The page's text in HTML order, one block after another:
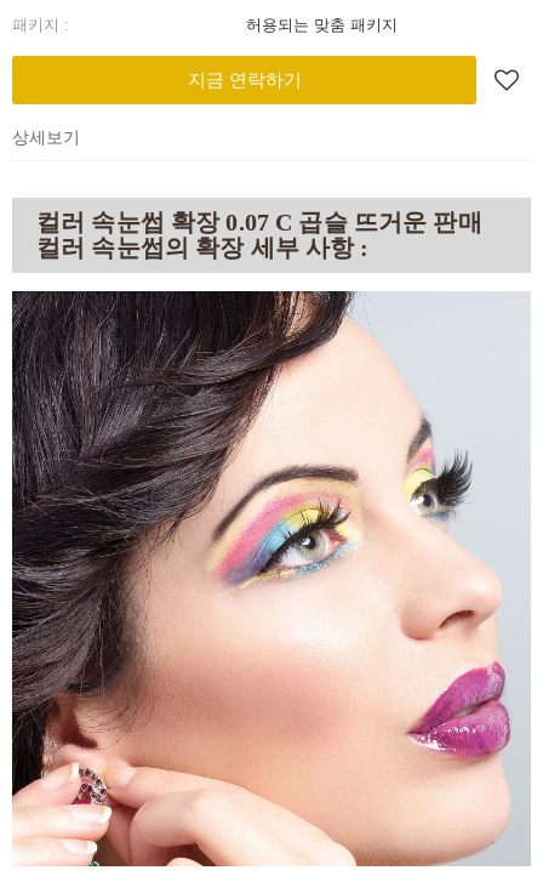
패키지 :
허용되는 맞춤 패키지
지금 연락하기
상세보기
컬러 속눈썹 확장 0.07 C 곱슬 뜨거운 판매
컬러 속눈썹의 확장 세부 사항 :